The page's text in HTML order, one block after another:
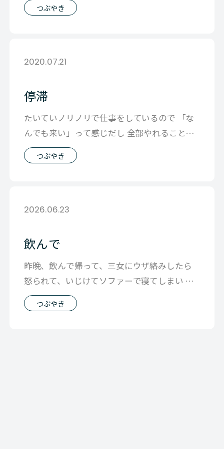
つぶやき
2020.07.21
停滞
たいていノリノリで仕事をしているので 「な
んでも来い」って感じだし 全部やれることは
やっとくからと思って仕事をしてるので
つぶやき
2026.06.23
飲んで
昨晩、飲んで帰って、三女にウザ絡みしたら
怒られて、いじけてソファーで寝てしまい 起
きたら夜中の1時だった後の今日 身体
つぶやき